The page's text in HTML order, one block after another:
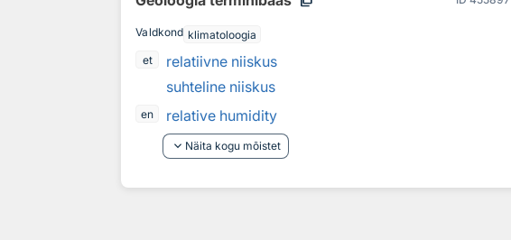
Valdkond klimatoloogia
et
relatiivne niiskus
suhteline niiskus
en
relative humidity
keyboard_arrow_down Näita kogu mõistet